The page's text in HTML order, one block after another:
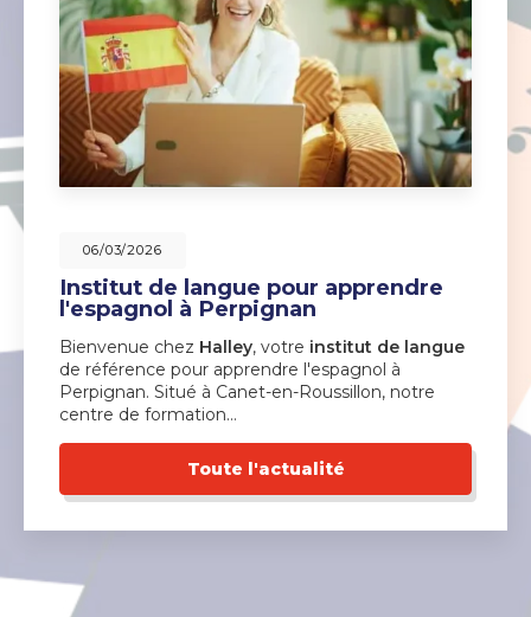
06/03/2026
Institut de langue pour apprendre
l'espagnol à Perpignan
Bienvenue chez Halley, votre institut de langue
de référence pour apprendre l'espagnol à
Perpignan. Situé à Canet-en-Roussillon, notre
centre de formation…
Toute l'actualité